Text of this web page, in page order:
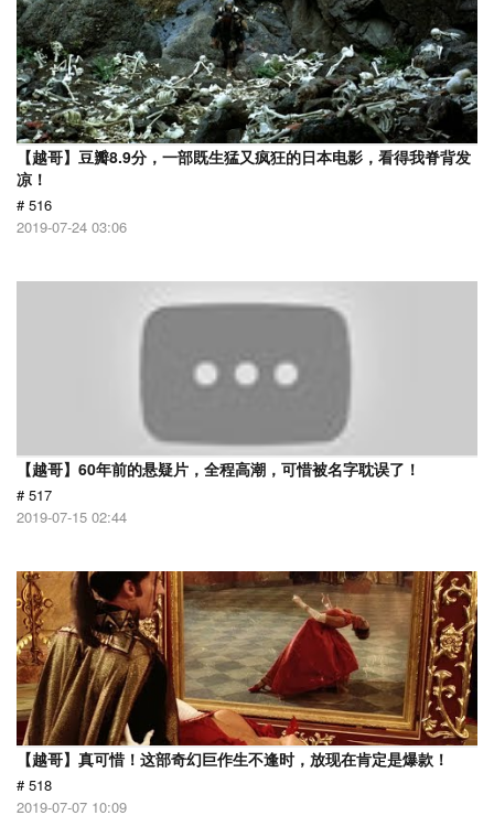
【越哥】豆瓣8.9分，一部既生猛又疯狂的日本电影，看得我脊背发
凉！
# 516
2019-07-24 03:06
【越哥】60年前的悬疑片，全程高潮，可惜被名字耽误了！
# 517
2019-07-15 02:44
【越哥】真可惜！这部奇幻巨作生不逢时，放现在肯定是爆款！
# 518
2019-07-07 10:09